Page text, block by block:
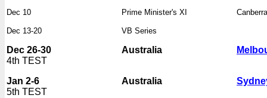
Dec 10
Dec 13-20
Dec 26-30
4th TEST
Jan 2-6
5th TEST
Prime Minister's XI
VB Series
Australia
Australia
Canberra